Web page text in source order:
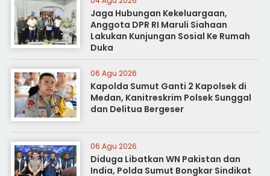
Jaga Hubungan Kekeluargaan,
Anggota DPR RI Maruli Siahaan
Lakukan Kunjungan Sosial Ke Rumah
Duka
06 Agu 2026
Kapolda Sumut Ganti 2 Kapolsek di
Medan, Kanitreskrim Polsek Sunggal
dan Delitua Bergeser
06 Agu 2026
Diduga Libatkan WN Pakistan dan
India, Polda Sumut Bongkar Sindikat